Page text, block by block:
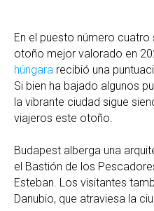
En el puesto número
otoño mejor valorado en
húngara recibió una
Si bien ha bajado algunos
la vibrante ciudad sigue
viajeros este otoño.
Budapest alberga una
el Bastión de los
Esteban. Los visitantes
Danubio, que atraviesa la